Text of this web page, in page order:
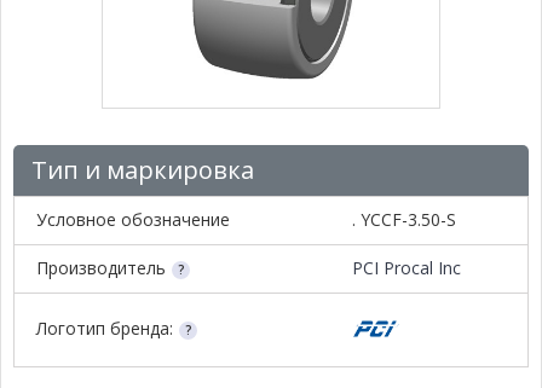
Тип и маркировка
Условное обозначение . YCCF-3.50-S
Производитель PCI Procal Inc
Логотип бренда: